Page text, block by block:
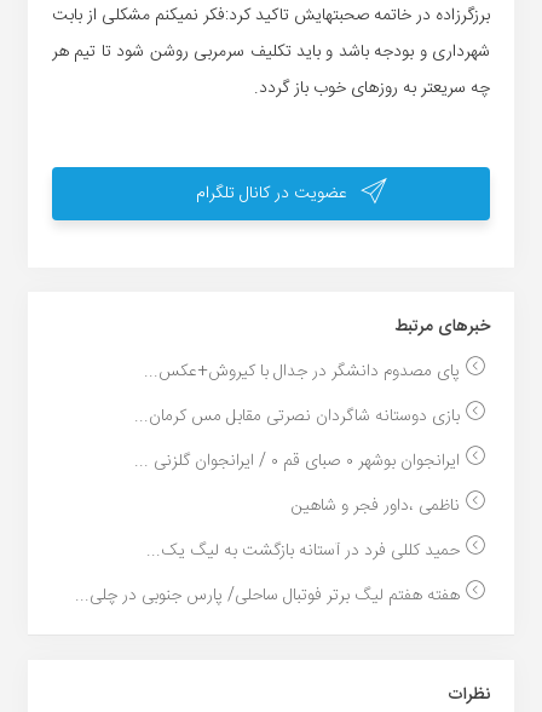
برزگرزاده درخاتمه صحبتهایش تاکید کرد:فکر نمیکنم مشکلی ازبابت
شهرداری و بودجه باشد وباید تکلیف سرمربی روشن شود تا تیم هر
چه سریعتربه روزهای خوب بازگردد.
عضویت در کانال تلگرام
خبر‌های مرتبط
پای مصدوم دانشگر در جدال با کیروش+عکس...
بازی دوستانه شاگردان نصرتی مقابل مس کرمان...
ایرانجوان بوشهر ۰ صبای قم ۰ / ایرانجوان گلزنی ...
ناظمی ،داور فجر و شاهین
حمید کللی فرد در آستانه بازگشت به لیگ یک...
هفته هفتم لیگ برتر فوتبال ساحلی/ پارس جنوبی در چلی...
نظرات